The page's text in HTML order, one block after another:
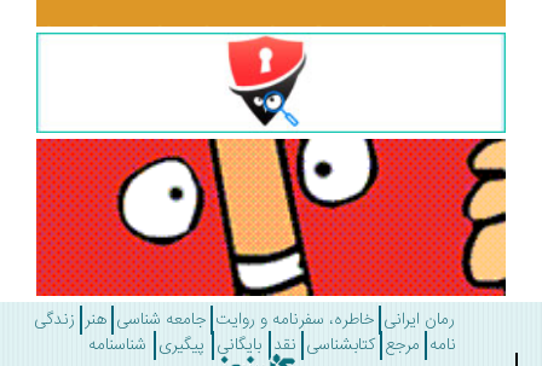
رمان ایرانی خاطره، سفرنامه و روایت جامعه شناسی هنر زندگی
مرجع کتابشناسی نقد بایگانی پیگیری شناسنامه